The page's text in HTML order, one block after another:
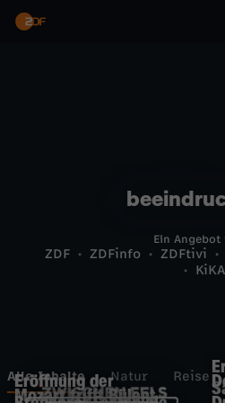
Ein Angebot
ZDF ZDFinfo ZDFtivi
KiKA
Alle Inhalte Natur Reise
Mozart trifft Bülent
Eröffnung der